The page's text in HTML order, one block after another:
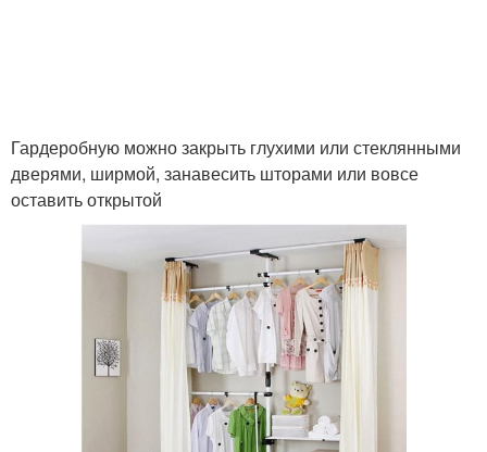
Гардеробную можно закрыть глухими или стеклянными
дверями, ширмой, занавесить шторами или вовсе
оставить открытой